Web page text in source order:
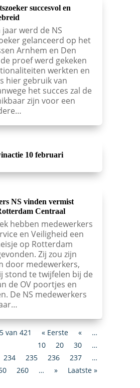
succesvol en
werd de NS
gelanceerd op het
Arnhem en Den
proef werd gekeken
werkten en
hier gebruik van
het succes zal de
zijn voor een
10 februari
NS vinden vermist
Centraal
hebben medewerkers
en Veiligheid een
op Rotterdam
Zij zou zijn
door medewerkers,
stond te twijfelen bij de
de OV poortjes en
De NS medewerkers
van 421 « Eerste «
…
10
20 30
…
234 235 236 237
…
260 … » Laatste »